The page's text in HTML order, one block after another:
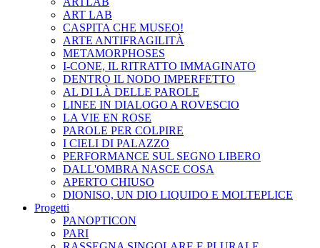
ART LAB
CASPITA CHE MUSEO!
ARTE ANTIFRAGILITÀ
METAMORPHOSES
I-CONE, IL RITRATTO IMMAGINATO
DENTRO IL NODO IMPERFETTO
AL DI LÀ DELLE PAROLE
LINEE IN DIALOGO A ROVESCIO
LA VIE EN ROSE
PAROLE PER COLPIRE
I CIELI DI PALAZZO
PERFORMANCE SUL SEGNO LIBERO
DALL'OMBRA NASCE COSA
APERTO CHIUSO
DIONISO, UN DIO LIQUIDO E MOLTEPLICE
Progetti
PANOPTICON
PARI